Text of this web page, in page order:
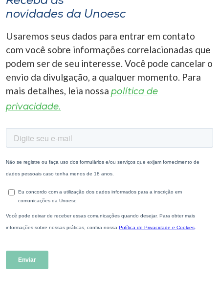
novidades da Unoesc
Usaremos seus dados para entrar em contato
com você sobre informações correlacionadas que
podem ser de seu interesse. Você pode cancelar o
envio da divulgação, a qualquer momento. Para
mais detalhes, leia nossa política de
privacidade.